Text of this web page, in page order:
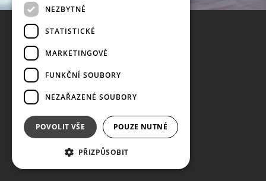
NEZBYTNÉ
STATISTICKÉ
MARKETINGOVÉ
FUNKČNÍ SOUBORY
NEZAŘAZENÉ SOUBORY
POVOLIT VŠE POUZE NUTNÉ
PŘIZPŮSOBIT